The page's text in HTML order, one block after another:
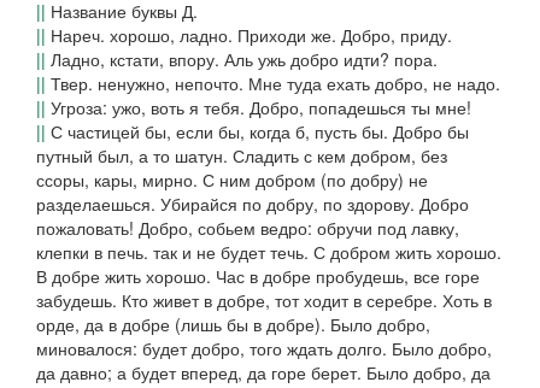
|| Название буквы Д.
|| Нареч. хорошо, ладно. Приходи же. Добро, приду.
|| Ладно, кстати, впору. Аль ужь добро идти? пора.
|| Твер. ненужно, непочто. Мне туда ехать добро, не надо.
|| Угроза: ужо, воть я тебя. Добро, попадешься ты мне!
|| С частицей бы, если бы, когда б, пусть бы. Добро бы
путный был, а то шатун. Сладить с кем добром, без
ссоры, кары, мирно. С ним добром (по добру) не
разделаешься. Убирайся по добру, по здорову. Добро
пожаловать! Добро, собьем ведро: обручи под лавку,
клепки в печь. так и не будет течь. С добром жить хорошо.
В добре жить хорошо. Час в добре пробудешь, все горе
забудешь. Кто живет в добре, тот ходит в серебре. Хоть в
орде, да в добре (лишь бы в добре). Было добро,
миновалося: будет добро, того ждать долго. Было добро,
да давно; а будет вперед, да горе берет. Было добро, да